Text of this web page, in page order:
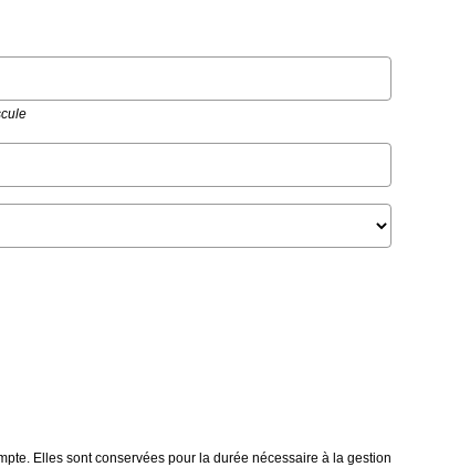
Elles sont conservées pour la durée nécessaire à la gestion